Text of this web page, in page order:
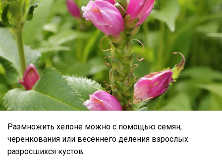
Размножить хелоне можно с помощью семян,
черенкования или весеннего деления взрослых
разросшихся кустов.